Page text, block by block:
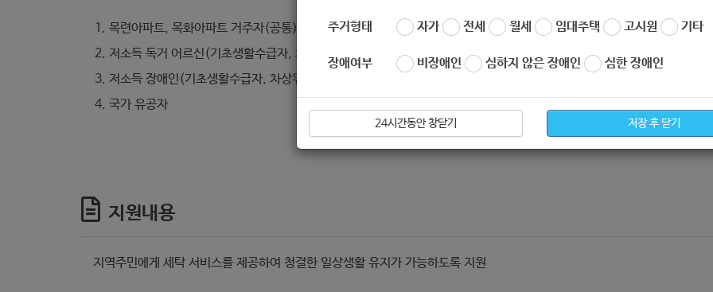
주거형태 자가 전세 월세 임대주택 고시원 기타
장애여부 비장애인 심하지 않은 장애인 심한 장애인
24시간동안 창닫기 저장 후 닫기
목련아파트, 목화아파트 거주자(공통)
저소득 독거 어르신(기초생활수급자, 차상위)
저소득 장애인(기초생활수급자, 차상위)
국가 유공자
지원내용
지역주민에게 세탁 서비스를 제공하여 청결한 일상생활 유지가 가능하도록 지원